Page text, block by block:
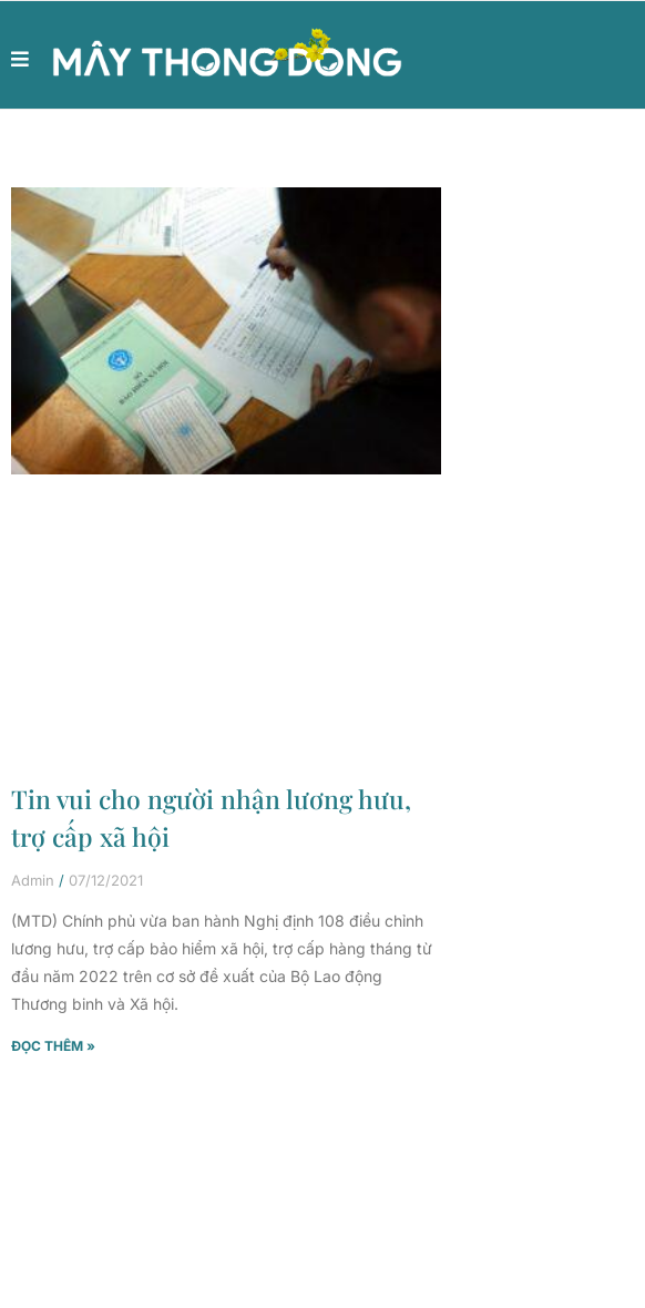
Tin vui cho người nhận lương hưu,
trợ cấp xã hội
Admin 07/12/2021
(MTD) Chính phủ vừa ban hành Nghị định 108 điều chỉnh
lương hưu, trợ cấp bảo hiểm xã hội, trợ cấp hàng tháng từ
đầu năm 2022 trên cơ sở đề xuất của Bộ Lao động
Thương binh và Xã hội.
ĐỌC THÊM »